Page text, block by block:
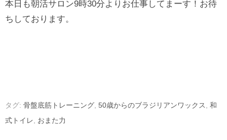
本日も朝活サロン9時30分よりお仕事してまーす！お待
ちしております。
タグ: 骨盤底筋トレーニング 50歳からのブラジリアンワックス
和
式トイレ
おまた力